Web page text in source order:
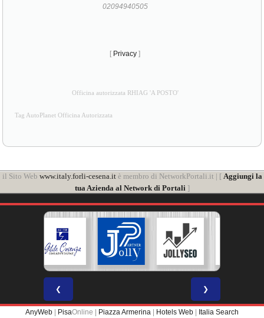
02094940505
[ Privacy ]
Officina autorizzata RHIAG 'A POSTO'
Tag AutoPlanet Officina Autorizzata
il Sito Web www.italy.forli-cesena.itè membro di NetworkPortali.it | [ Aggiungi la
tua Azienda al Network di Portali]
❮ ❯
AnyWeb PisaOnline | Piazza Armerina Hotels Web Italia Search